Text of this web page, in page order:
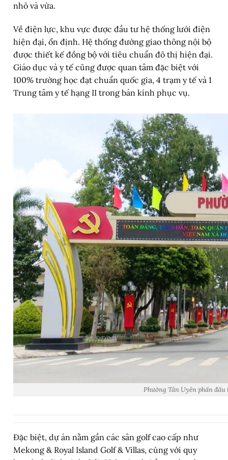
nhỏ và vừa.
Về điện lực, khu vực được đầu tư hệ thống lưới điện
hiện đại, ổn định. Hệ thống đường giao thông nội bộ
được thiết kế đồng bộ với tiêu chuẩn đô thị hiện đại.
Giáo dục và y tế cũng được quan tâm đặc biệt với
100% trường học đạt chuẩn quốc gia, 4 trạm y tế và 1
Trung tâm y tế hạng II trong bán kính phục vụ.
Phường Tân Uyên phấn
Đặc biệt, dự án nằm gần các sân golf cao cấp như
Mekong & Royal Island Golf & Villas, cùng với quy